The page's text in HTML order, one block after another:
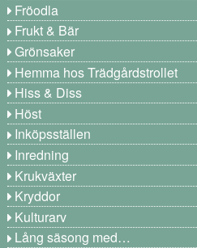
Fröodla
Frukt & Bär
Grönsaker
Hemma hos Trädgårdstrollet
Hiss & Diss
Höst
Inköpsställen
Inredning
Krukväxter
Kryddor
Kulturarv
Lång säsong med…